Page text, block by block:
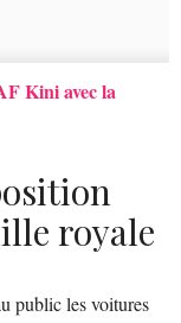
Kini avec la
royale
public les voitures